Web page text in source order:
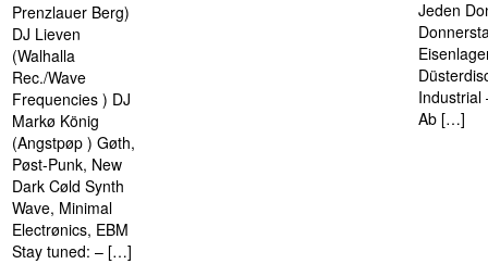
Prenzlauer Berg)
DJ Lieven
(Walhalla
Rec./Wave
Frequencies ) DJ
Markø König
(Angstpøp ) Gøth,
Pøst-Punk, New
Dark Cøld Synth
Wave, Minimal
Electrønics, EBM
Stay tuned: – […]
Jeden
Industrial
Ab […]